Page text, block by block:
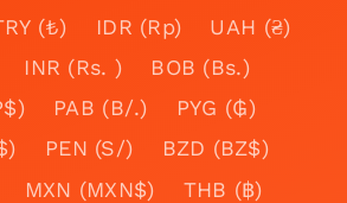
(₺) IDR (Rp)
UAH (₴)
INR (Rs. )
BOB (Bs.)
PAB (B/.)
PYG (₲)
PEN (S/)
BZD (BZ$)
MXN (MXN$)
THB (฿)